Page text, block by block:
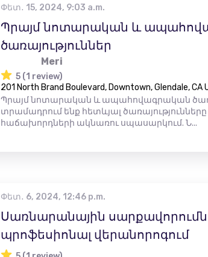
Փետ․ 15, 2024, 9:03 a.m.
Պրայմ նոտարական և
ծառայություններ
Meri
5 (1 review)
201 North Brand Boulevard, Downtown, Glendale, CA
Պրայմ նոտարական և ապահովագրական
տրամադրում ենք հետևյալ
հաճախորդների ակնառու սպասարկում. Ն...
Փետ․ 6, 2024, 12:46 p.m.
Սառնարանային
պրոֆեսիոնալ վերանորոգում